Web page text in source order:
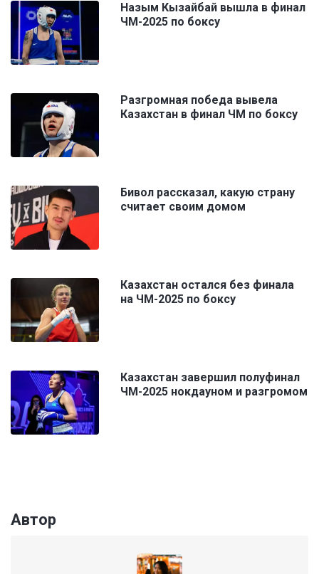
Назым Кызайбай вышла в финал
ЧМ-2025 по боксу
Разгромная победа вывела
Казахстан в финал ЧМ по боксу
Бивол рассказал, какую страну
считает своим домом
Казахстан остался без финала
на ЧМ-2025 по боксу
Казахстан завершил полуфинал
ЧМ-2025 нокдауном и разгромом
Автор